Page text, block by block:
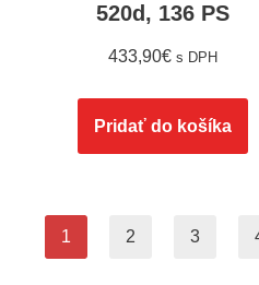
520d, 136 PS
433,90€ s DPH
Pridať do košíka
1 2 3